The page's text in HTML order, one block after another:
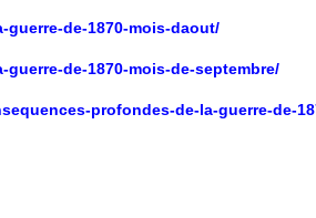
de-1870-mois-daout/
de-1870-mois-de-septembre/
profondes-de-la-guerre-de-